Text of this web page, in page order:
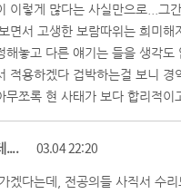
이렇게 많다는 사실만으로...그
면서 고생한 보람따위는 희미
해놓고 다른 얘기는 들을 생각
적용하겠다 겁박하는걸 보니
무쪼록 현 사태가 보다 합리적
.... 03.04 22:20
겠다는데, 전공의들 사직서 수